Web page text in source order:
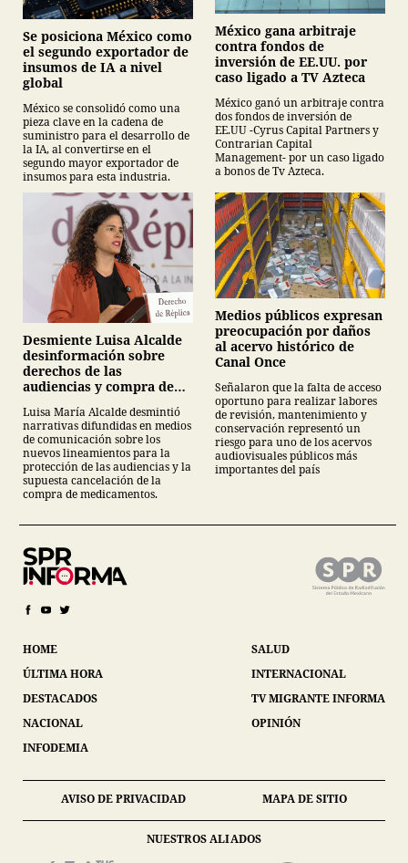
Se posiciona México como
el segundo exportador de
insumos de IA a nivel
global
México se consolidó como una
pieza clave en la cadena de
suministro para el desarrollo de
la IA, al convertirse en el
segundo mayor exportador de
insumos para esta industria.
México gana arbitraje
contra fondos de
inversión de EE.UU. por
caso ligado a TV Azteca
México ganó un arbitraje contra
dos fondos de inversión de
EE.UU -Cyrus Capital Partners y
Contrarian Capital
Management- por un caso ligado
a bonos de Tv Azteca.
Desmiente Luisa Alcalde
desinformación sobre
derechos de las
audiencias y compra de
Luisa María Alcalde desmintió
narrativas difundidas en medios
de comunicación sobre los
nuevos lineamientos para la
protección de las audiencias y la
supuesta cancelación de la
compra de medicamentos.
Medios públicos expresan
preocupación por daños
al acervo histórico de
Canal Once
Señalaron que la falta de acceso
oportuno para realizar labores
de revisión, mantenimiento y
conservación representó un
riesgo para uno de los acervos
audiovisuales públicos más
importantes del país
HOME
ÚLTIMA HORA
DESTACADOS
NACIONAL
INFODEMIA
SALUD
INTERNACIONAL
TV MIGRANTE INFORMA
OPINIÓN
AVISO DE PRIVACIDAD MAPA DE SITIO
NUESTROS ALIADOS